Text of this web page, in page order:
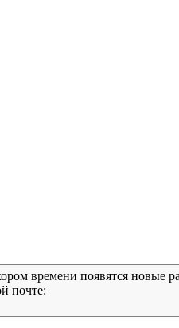
времени появятся
почте: